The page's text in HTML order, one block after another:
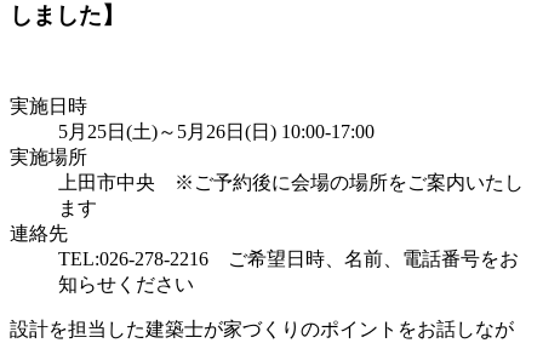
しました】
実施日時
5月25日(土)～5月26日(日) 10:00-17:00
実施場所
上田市中央 ※ご予約後に会場の場所をご案内いたし
ます
連絡先
TEL:026-278-2216 ご希望日時、名前、電話番号をお
知らせください
設計を担当した建築士が家づくりのポイントをお話しなが